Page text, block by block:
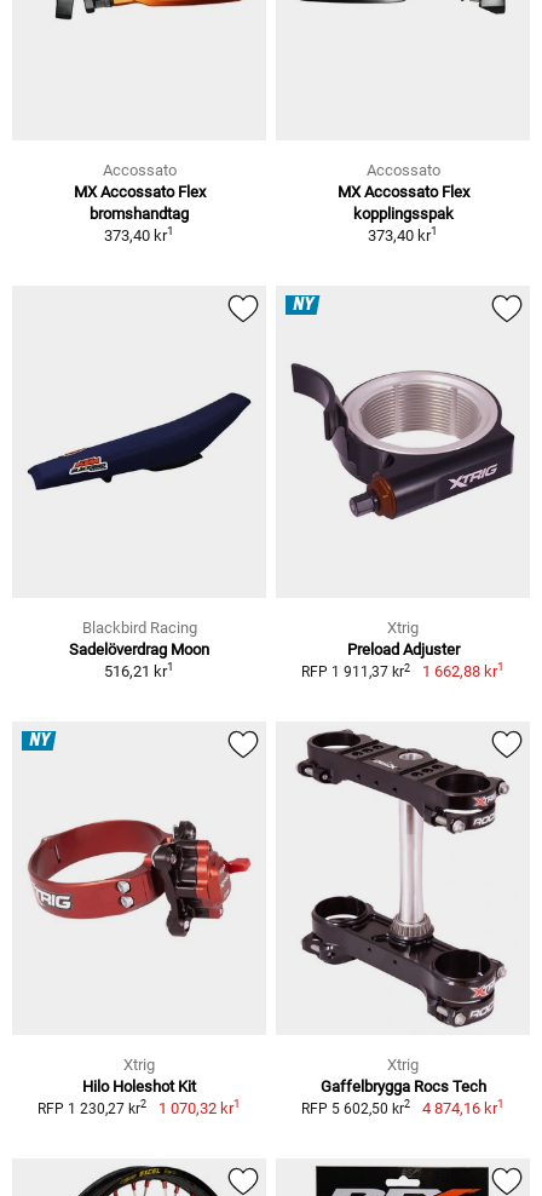
Accossato
MX Accossato Flex
bromshandtag
373,40 kr1
Accossato
MX Accossato Flex
kopplingsspak
373,40 kr1
Blackbird Racing
Sadelöverdrag Moon
516,21 kr1
NY
Xtrig
Preload Adjuster
RFP 1 911,37 kr2 1 662,88 kr1
NY
Xtrig
Hilo Holeshot Kit
RFP 1 230,27 kr2 1 070,32 kr1
Xtrig
Gaffelbrygga Rocs Tech
RFP 5 602,50 kr2 4 874,16 kr1